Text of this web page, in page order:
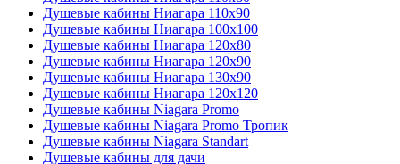
Душевые кабины Ниагара 110x90
Душевые кабины Ниагара 100x100
Душевые кабины Ниагара 120x80
Душевые кабины Ниагара 120x90
Душевые кабины Ниагара 130x90
Душевые кабины Ниагара 120x120
Душевые кабины Niagara Promo
Душевые кабины Niagara Promo Тропик
Душевые кабины Niagara Standart
Душевые кабины для дачи